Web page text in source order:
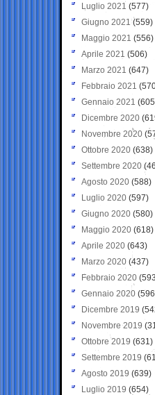
Luglio 2021 (577)
Giugno 2021(559)
Maggio 2021 (556)
Aprile 2021 (506)
Marzo 2021 (647)
Febbraio 2021
Gennaio 2021
Dicembre 2020
Novembre 2020
Ottobre 2020 (638)
Settembre 2020
Agosto 2020 (588)
Luglio 2020 (597)
Giugno 2020 (580)
Maggio 2020 (618)
Aprile 2020 (643)
Marzo 2020 (437)
Febbraio 2020
Gennaio 2020
Dicembre 2019
Novembre 2019
Ottobre 2019 (631)
Settembre 2019
Agosto 2019 (639)
Luglio 2019 (654)